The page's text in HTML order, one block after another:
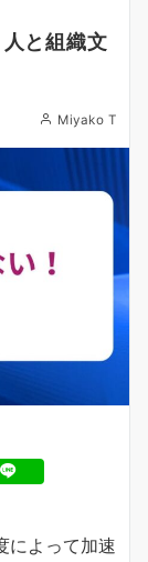
と組織文
Miyako T
によって加速